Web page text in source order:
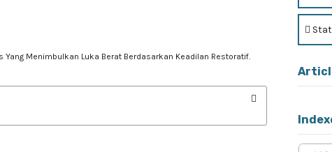
Menimbulkan Luka Berat Berdasarkan Keadilan Restoratif.